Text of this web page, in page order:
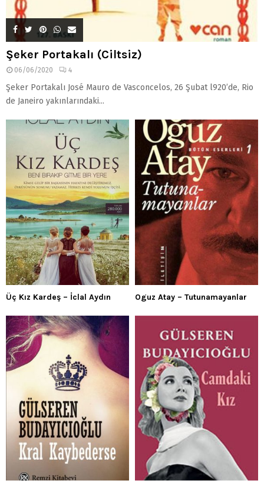
Şeker Portakalı (Ciltsiz)
06/06/2020 4
Şeker Portakalı José Mauro de Vasconcelos, 26 Şubat l920’de, Rio
de Janeiro yakınlarındaki...
Üç Kız Kardeş – İclal Aydın Oguz Atay – Tutunamayanlar